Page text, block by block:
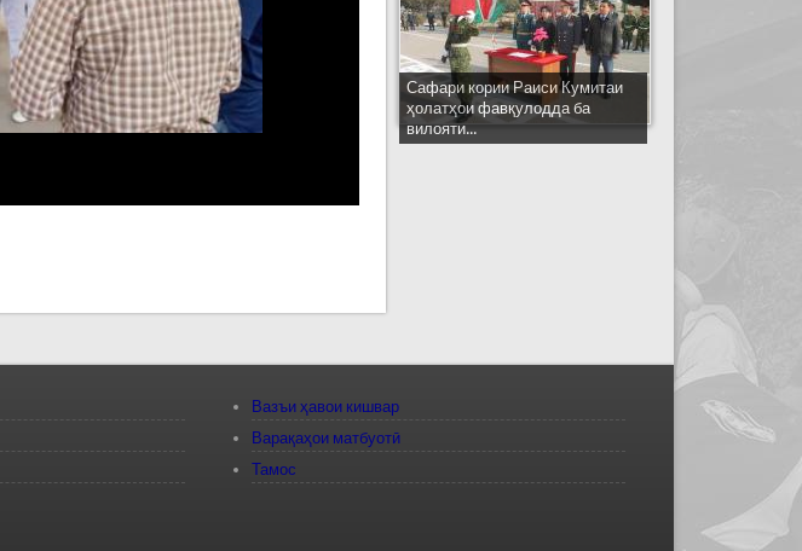
Сафари кории Раиси Кумитаи
ҳолатҳои фавқулодда ба
вилояти...
Вазъи ҳавои кишвар
Варақаҳои матбуотӣ
Тамос